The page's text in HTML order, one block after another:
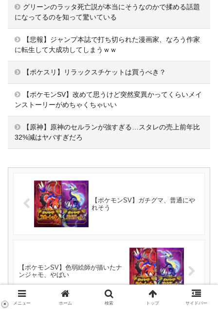
グリーンのラッタ死亡説が本当にそうなのかで揉める話題
になってるのを知って驚いている
【悲報】ジャンプ本誌で打ち切られた漫画家、なろう作家
に転生して大成功してしまうｗｗ
【ポケスリ】リラックスチケットは買うべき？
【ポケモンSV】改めて思うけど突然変異かってくらいメイ
ンストーリーがめちゃくちゃいい
【原神】原神のセルランが強すぎる…スタレの売上前年比
32%減はヤバすぎだろ
【ポケモンSV】ガチグマ、普通にや
れそう
【ポケモンSV】色弱絵師が描いたナ
ンジャモ、やばい
メニュー ホーム 検索 トップ サイドバー
×